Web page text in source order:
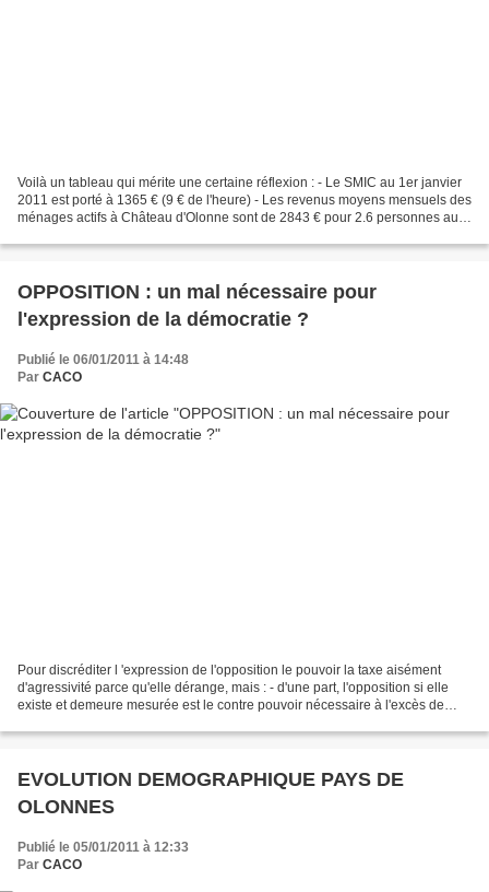
Voilà un tableau qui mérite une certaine réflexion : - Le SMIC au 1er janvier
2011 est porté à 1365 € (9 € de l'heure) - Les revenus moyens mensuels des
ménages actifs à Château d'Olonne sont de 2843 € pour 2.6 personnes au
OPPOSITION : un mal nécessaire pour
l'expression de la démocratie ?
Publié le 06/01/2011 à 14:48
Par CACO
Pour discréditer l 'expression de l'opposition le pouvoir la taxe aisément
d'agressivité parce qu'elle dérange, mais : - d'une part, l'opposition si elle
existe et demeure mesurée est le contre pouvoir nécessaire à l'excès de
EVOLUTION DEMOGRAPHIQUE PAYS DE
OLONNES
Publié le 05/01/2011 à 12:33
Par CACO